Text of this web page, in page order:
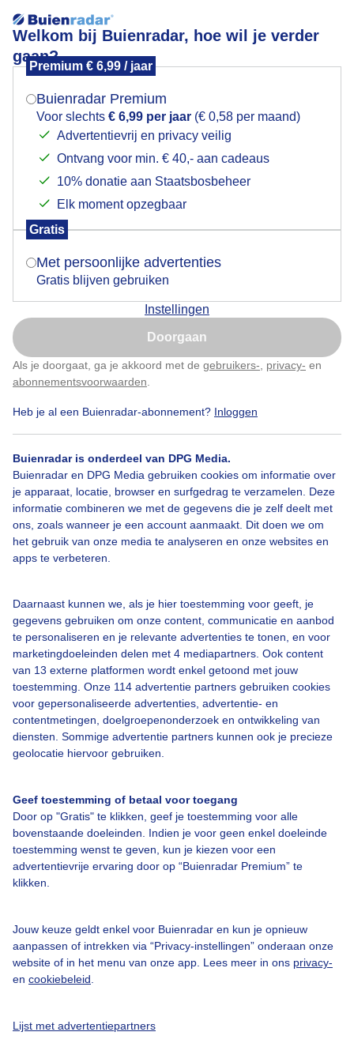
Welkom bij Buienradar, hoe wil je verder
gaan?
Premium € 6,99 / jaar
Buienradar Premium
Voor slechts € 6,99 per jaar (€ 0,58 per maand)
Advertentievrij en privacy veilig
Ontvang voor min. € 40,- aan cadeaus
10% donatie aan Staatsbosbeheer
Elk moment opzegbaar
Gratis
Met persoonlijke advertenties
Gratis blijven gebruiken
Instellingen
Doorgaan
Als je doorgaat, ga je akkoord met de gebruikers- privacy- en
abonnementsvoorwaarden
Heb je al een Buienradar-abonnement? Inloggen
Buienradar is onderdeel van DPG Media.
Buienradar en DPG Media gebruiken cookies om informatie over
je apparaat, locatie, browser en surfgedrag te verzamelen. Deze
informatie combineren we met de gegevens die je zelf deelt met
ons, zoals wanneer je een account aanmaakt. Dit doen we om
het gebruik van onze media te analyseren en onze websites en
apps te verbeteren.
Daarnaast kunnen we, als je hier toestemming voor geeft, je
gegevens gebruiken om onze content, communicatie en aanbod
te personaliseren en je relevante advertenties te tonen, en voor
marketingdoeleinden delen met 4 mediapartners. Ook content
van 13 externe platformen wordt enkel getoond met jouw
toestemming. Onze 114 advertentie partners gebruiken cookies
voor gepersonaliseerde advertenties, advertentie- en
contentmetingen, doelgroepenonderzoek en ontwikkeling van
diensten. Sommige advertentie partners kunnen ook je precieze
geolocatie hiervoor gebruiken.
Geef toestemming of betaal voor toegang
Door op "Gratis" te klikken, geef je toestemming voor alle
bovenstaande doeleinden. Indien je voor geen enkel doeleinde
toestemming wenst te geven, kun je kiezen voor een
advertentievrije ervaring door op “Buienradar Premium” te
klikken.
Jouw keuze geldt enkel voor Buienradar en kun je opnieuw
aanpassen of intrekken via “Privacy-instellingen” onderaan onze
website of in het menu van onze app. Lees meer in ons privacy-
en cookiebeleid
Lijst met advertentiepartners
voor storm
dreigende lucht voor de storm
Chmury Deszcz Burza
Bekijk slideshow
Een moment geduld aub...
Bedrijfsgegevens
Veelgestelde vragen
Contact
Adverteren
Buienradar Team
Cookie beleid
Mogen we je locatie gebruiken voor het
Indien je hier nog geen akkoord op hebt gegeven,
verschijnt er zo een pop-up uit je browser waarin
Is goed, toon de popup
Nu niet, misschien later
Klik hierom dit aan te passen